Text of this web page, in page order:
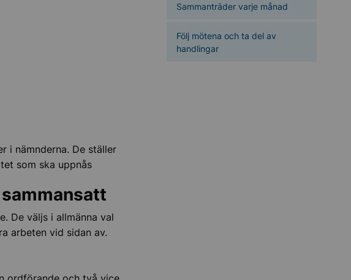
Sammanträder varje månad
Följ mötena och ta del av
handlingar
i nämnderna. De ställer
som ska uppnås
De väljs i allmänna val
arbeten vid sidan av.